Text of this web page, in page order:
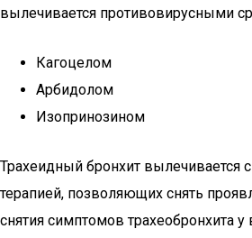
вылечивается противовирусными
Кагоцелом
Арбидолом
Изопринозином
Трахеидный бронхит вылечивается
терапией, позволяющих снять
снятия симптомов трахеобронхита